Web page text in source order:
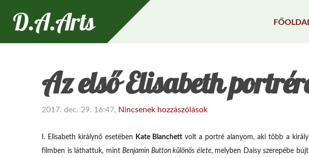
D.A.Arts
Az első Elisabeth
2017. dec. 29. 16:47, Nincsenek hozzászólások
I. Elisabeth királynő esetében Kate Blanchett volt a portré alanyom, aki több a
filmben is láthattuk, mintBenjamin Button különös élete, melyben Daisy szerepébe